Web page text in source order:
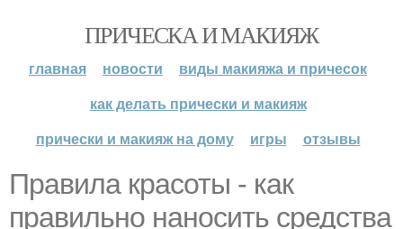
ПРИЧЕСКА И МАКИЯЖ
главная новости
виды макияжа и причесок
как делать прически и макияж
прически и макияж на дому
игры отзывы
Правила красоты - как
правильно наносить средства